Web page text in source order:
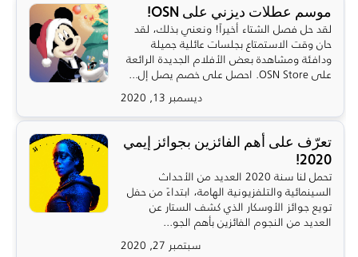
موسم عطلات ديزني على OSN!
لقد حل فصل الشتاء أخيراً! ونعني بذلك، لقد
حان وقت الاستمتاع بجلسات عائلية جميلة
ودافئة ومشاهدة بعض الأفلام الجديدة الرائعة
على OSN Store. احصل على خصم يصل إل...
ديسمبر 13, 2020
تعرّف على أهم الفائزين بجوائز إيمي
2020!
تحمل لنا سنة 2020 العديد من الأحداث
السينمائية والتلفزيونية الهامة، ابتداءً من حفل
تويع جوائز الأوسكار الذي كشف الستار عن
العديد من النجوم الفائزين بأهم الجو...
سبتمبر 27, 2020